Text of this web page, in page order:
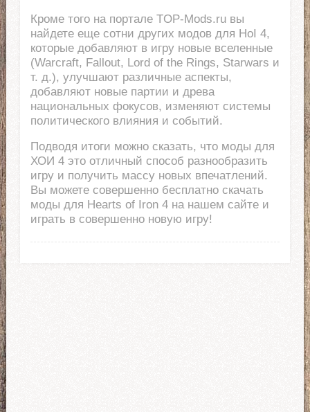
Кроме того на портале TOP-Mods.ru вы
найдете еще сотни других модов для HoI 4,
которые добавляют в игру новые вселенные
(Warcraft, Fallout, Lord of the Rings, Starwars и
т. д.), улучшают различные аспекты,
добавляют новые партии и древа
национальных фокусов, изменяют системы
политического влияния и событий.
Подводя итоги можно сказать, что моды для
ХОИ 4 это отличный способ разнообразить
игру и получить массу новых впечатлений.
Вы можете совершенно бесплатно скачать
моды для Hearts of Iron 4 на нашем сайте и
играть в совершенно новую игру!